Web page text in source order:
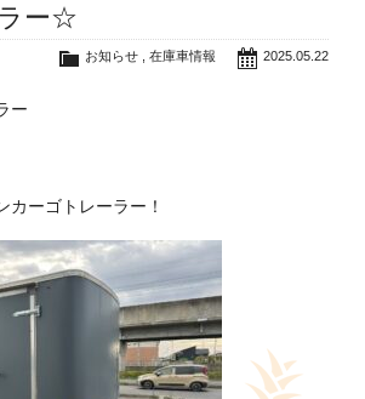
ー☆
2025.05.22
お知らせ 在庫車情報
ー
カーゴトレーラー！